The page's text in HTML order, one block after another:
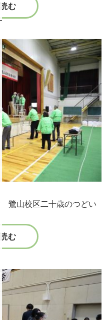
む
鷺山校区二十歳のつどい
む